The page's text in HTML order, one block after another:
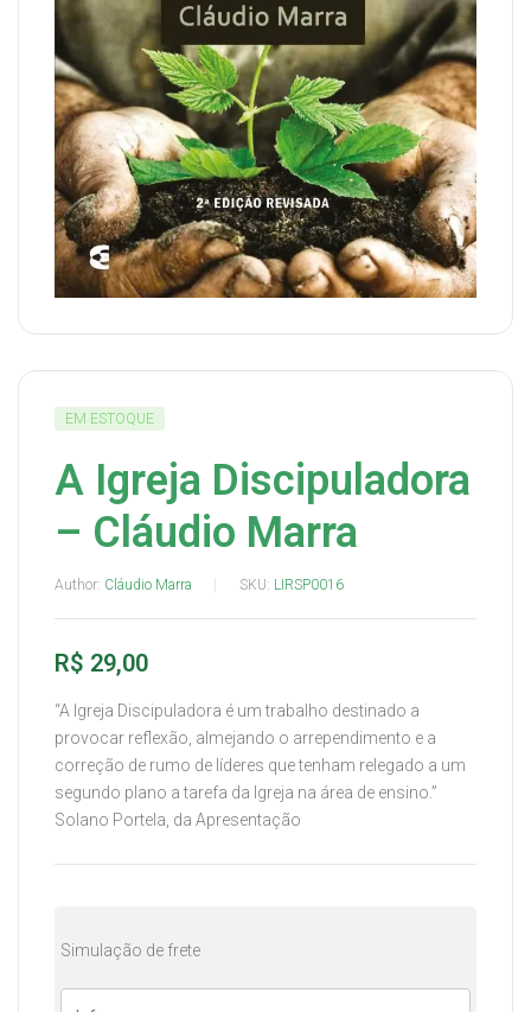
EM ESTOQUE
A Igreja Discipuladora
– Cláudio Marra
Author: Cláudio Marra SKU: LIRSP0016
R$ 29,00
“A Igreja Discipuladora é um trabalho destinado a
provocar reflexão, almejando o arrependimento e a
correção de rumo de líderes que tenham relegado a um
segundo plano a tarefa da Igreja na área de ensino.”
Solano Portela, da Apresentação
Simulação de frete